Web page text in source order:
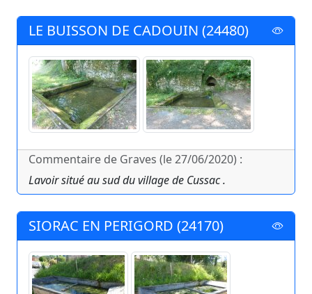
LE BUISSON DE CADOUIN (24480)
Commentaire de Graves (le 27/06/2020) :
Lavoir situé au sud du village de Cussac .
SIORAC EN PERIGORD (24170)